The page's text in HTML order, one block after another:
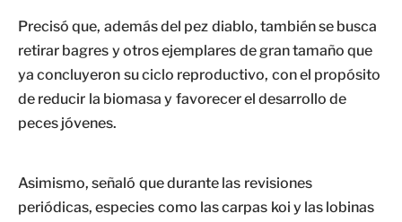
Precisó que, además del pez diablo, también se busca
retirar bagres y otros ejemplares de gran tamaño que
ya concluyeron su ciclo reproductivo, con el propósito
de reducir la biomasa y favorecer el desarrollo de
peces jóvenes.
Asimismo, señaló que durante las revisiones
periódicas, especies como las carpas koi y las lobinas